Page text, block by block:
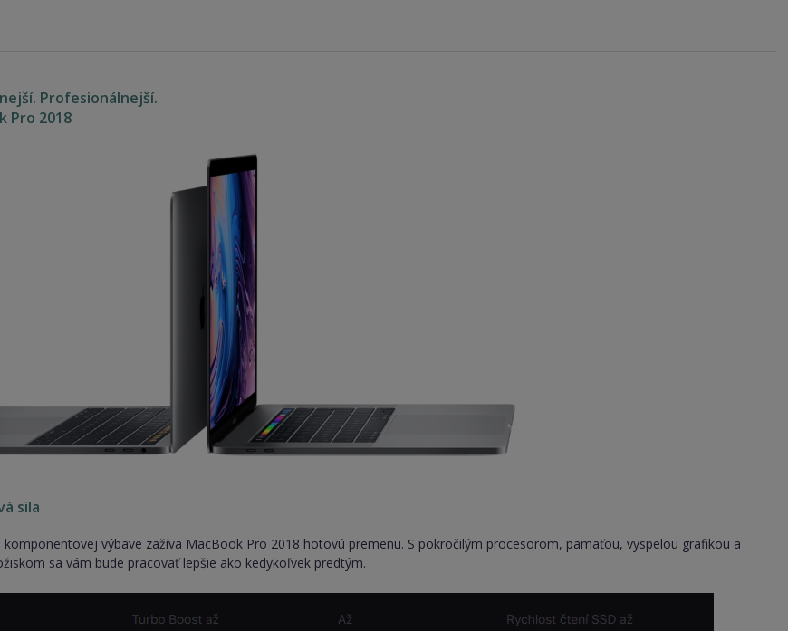
Profesionálnejší.
Pro 2018
sila
komponentovej výbave zažíva MacBook Pro 2018 hotovú premenu. S pokročilým procesorom, pamäťou, vyspelou grafikou a
sa vám bude pracovať lepšie ako kedykoľvek predtým.